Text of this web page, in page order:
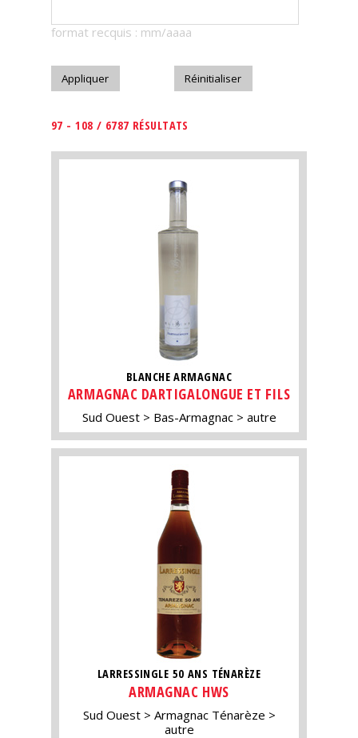
Télécharger
format recquis : mm/aaaa
97 - 108 / 6787 RÉSULTATS
BLANCHE ARMAGNAC
ARMAGNAC DARTIGALONGUE ET FILS
Sud Ouest Bas-Armagnac autre
LARRESSINGLE 50 ANS TÉNARÈZE
ARMAGNAC HWS
Sud Ouest
Armagnac Ténarèze
autre